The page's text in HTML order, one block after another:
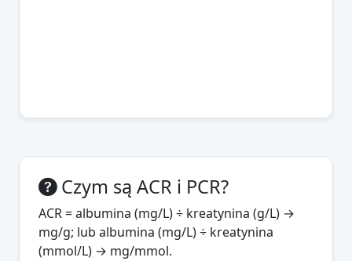
Czym są ACR i PCR?
ACR = albumina (mg/L) ÷ kreatynina (g/L) →
mg/g; lub albumina (mg/L) ÷ kreatynina
(mmol/L) → mg/mmol.